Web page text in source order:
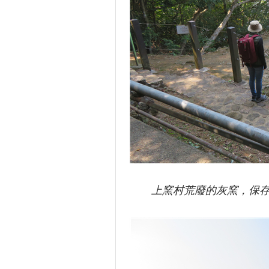
上窯村荒廢的灰窯，保